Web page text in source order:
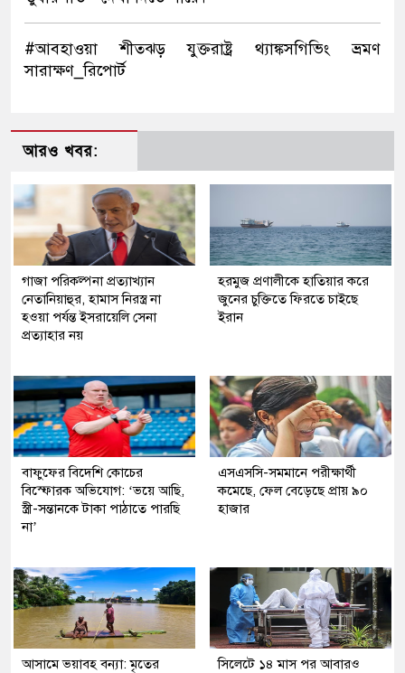
#আবহাওয়া শীতঝড় যুক্তরাষ্ট্র থ্যাঙ্কসগিভিং ভ্রমণ
সারাক্ষণ_রিপোর্ট
আরও খবর:
গাজা পরিকল্পনা প্রত্যাখ্যান
নেতানিয়াহুর, হামাস নিরস্ত্র না
হওয়া পর্যন্ত ইসরায়েলি সেনা
প্রত্যাহার নয়
হরমুজ প্রণালীকে হাতিয়ার করে
জুনের চুক্তিতে ফিরতে চাইছে
ইরান
বাফুফের বিদেশি কোচের
বিস্ফোরক অভিযোগ: ‘ভয়ে আছি,
স্ত্রী-সন্তানকে টাকা পাঠাতে পারছি
না’
এসএসসি-সমমানে পরীক্ষার্থী
কমেছে, ফেল বেড়েছে প্রায় ৯০
হাজার
আসামে ভয়াবহ বন্যা: মৃতের সিলেটে ১৪ মাস পর আবারও